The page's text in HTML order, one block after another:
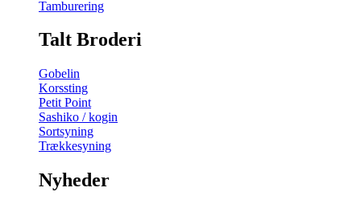
Tamburering
Talt Broderi
Gobelin
Korssting
Petit Point
Sashiko / kogin
Sortsyning
Trækkesyning
Nyheder